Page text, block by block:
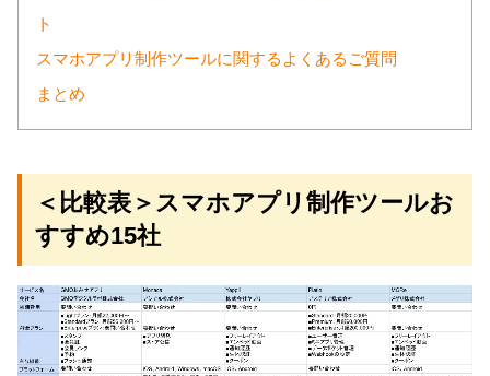
ト
スマホアプリ制作ツールに関するよくあるご質問
まとめ
＜比較表＞スマホアプリ制作ツールお
すすめ15社